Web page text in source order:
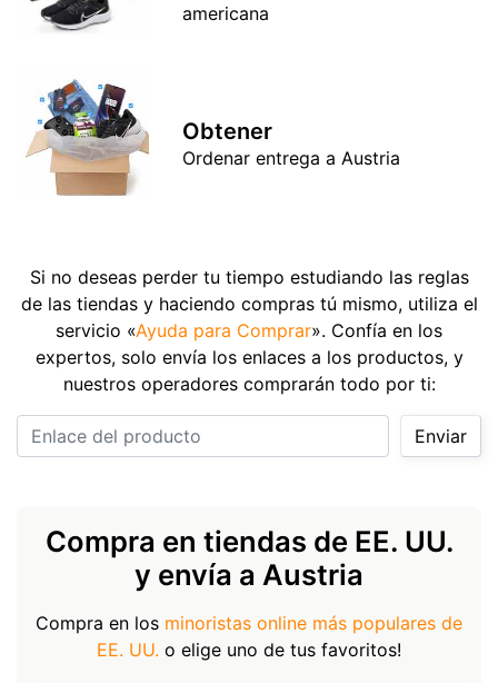
americana
Obtener
Ordenar entrega a Austria
Si no deseas perder tu tiempo estudiando las reglas
de las tiendas y haciendo compras tú mismo, utiliza el
servicio «Ayuda para Comprar». Confía en los
expertos, solo envía los enlaces a los productos, y
nuestros operadores comprarán todo por ti:
Enviar
Compra en tiendas de EE. UU.
y envía a Austria
Compra en los minoristas online más populares de
EE. UU. o elige uno de tus favoritos!